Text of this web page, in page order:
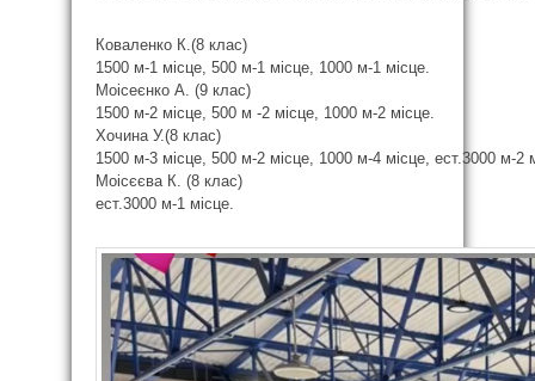
Коваленко К.(8 клас)
1500 м-1 місце, 500 м-1 місце, 1000 м-1 місце.
Моісеєнко А. (9 клас)
1500 м-2 місце, 500 м -2 місце, 1000 м-2 місце.
Хочина У.(8 клас)
1500 м-3 місце, 500 м-2 місце, 1000 м-4 місце, ест.3000 м-2
Моісєєва К. (8 клас)
ест.3000 м-1 місце.